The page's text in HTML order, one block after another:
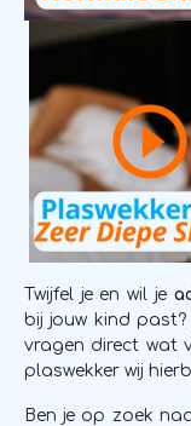
Twijfel je en wil je
bij jouw kind past?
vragen direct wat
plaswekker wij
Ben je op zoek